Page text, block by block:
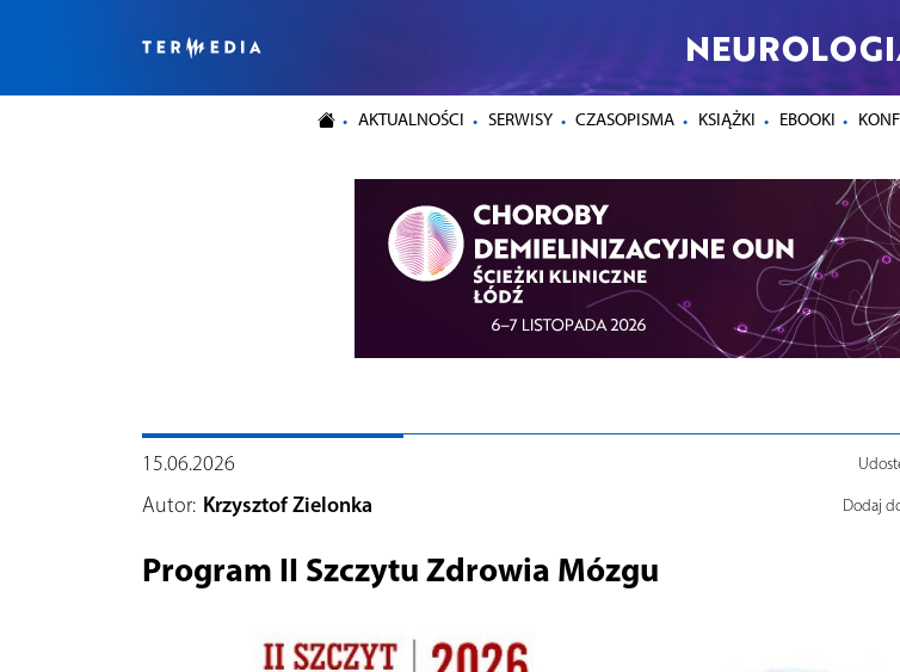
AKTUALNOŚCI SERWISY CZASOPISMA KSIĄŻKI EBOOKI
15.06.2026
Autor: Krzysztof Zielonka Dodaj
Program II Szczytu Zdrowia Mózgu